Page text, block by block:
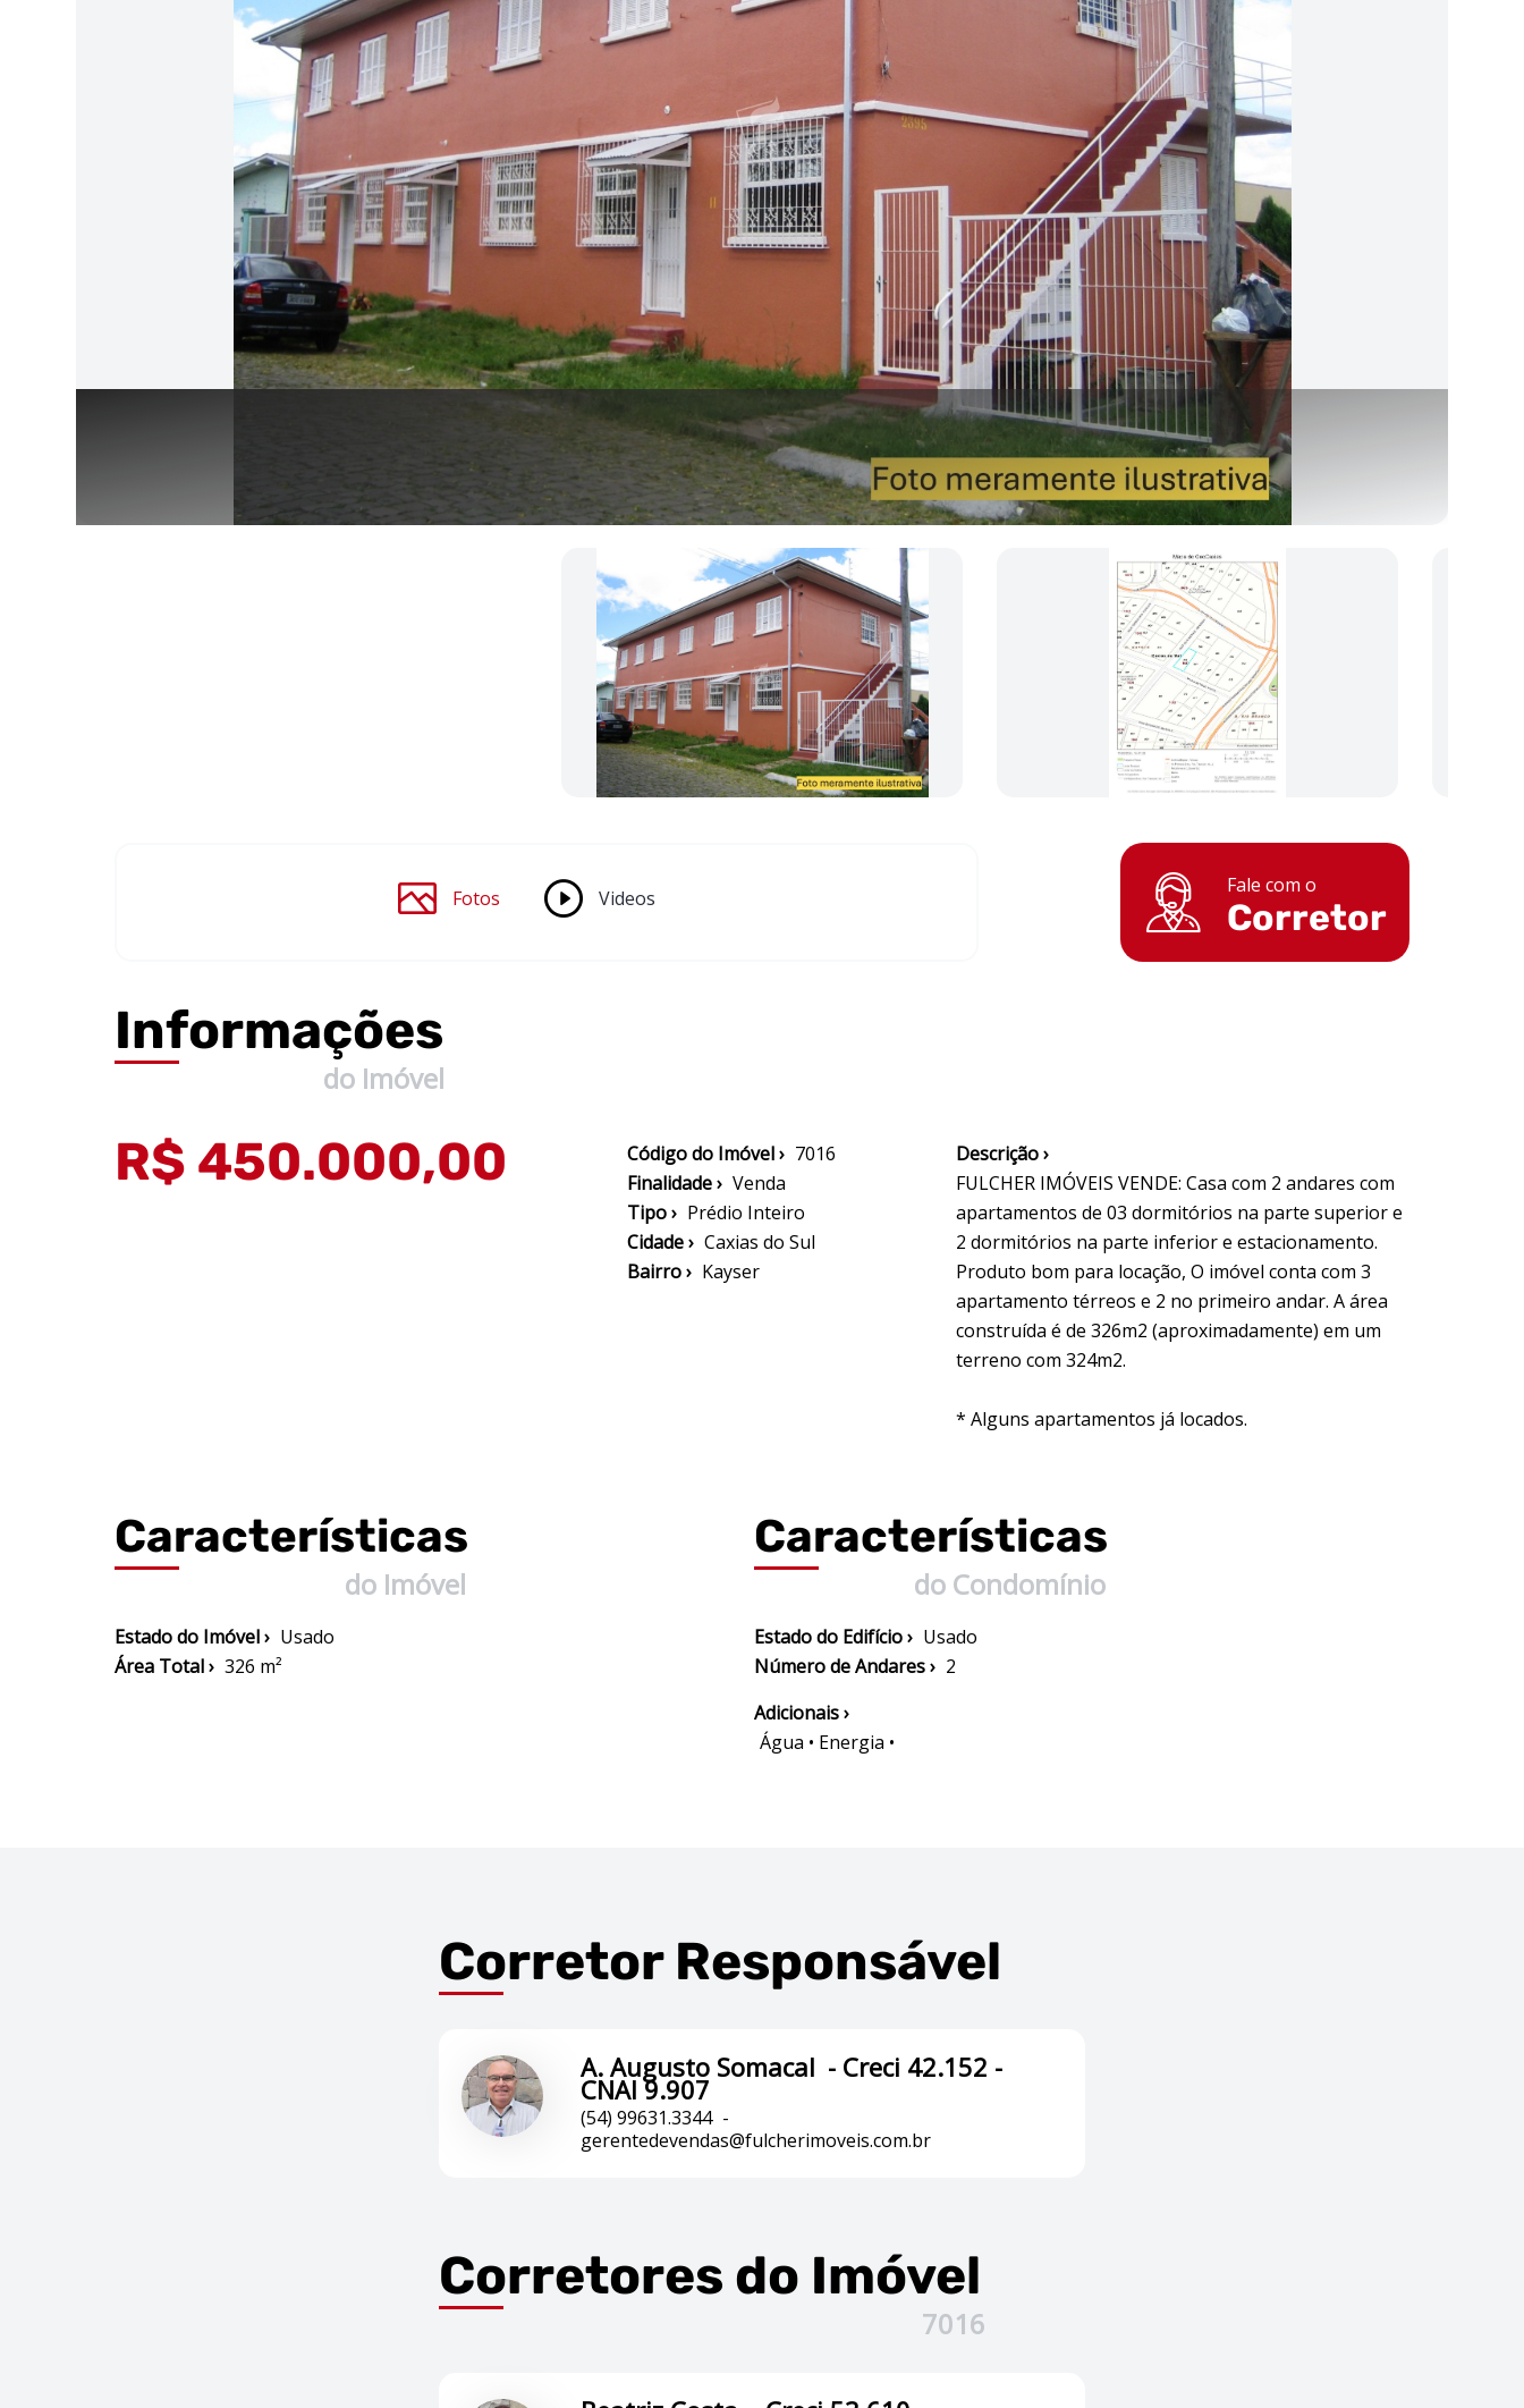
Fotos Videos
Fale com o
Corretor
Informações
do Imóvel
R$ 450.000,00 Código do Imóvel › 7016
Finalidade › Venda
Tipo › Prédio Inteiro
Cidade › Caxias do Sul
Bairro › Kayser
Descrição ›
FULCHER IMÓVEIS VENDE: Casa com 2 andares com
apartamentos de 03 dormitórios na parte superior e
2 dormitórios na parte inferior e estacionamento.
Produto bom para locação, O imóvel conta com 3
apartamento térreos e 2 no primeiro andar. A área
construída é de 326m2 (aproximadamente) em um
terreno com 324m2.
* Alguns apartamentos já locados.
Características
do Imóvel
Estado do Imóvel › Usado
Área Total › 326 m²
Características
do Condomínio
Estado do Edifício › Usado
Número de Andares › 2
Adicionais ›
Água • Energia •
Corretor Responsável
A. Augusto Somacal - Creci 42.152 -
CNAI 9.907
(54) 99631.3344 -
gerentedevendas@fulcherimoveis.com.br
Corretores do Imóvel
7016